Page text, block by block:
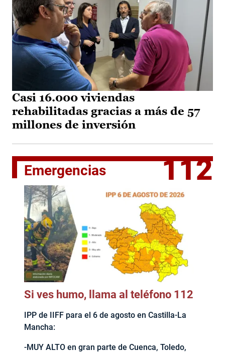
Casi 16.000 viviendas
rehabilitadas gracias a más de 57
millones de inversión
Emergencias 112
Si ves humo, llama al teléfono 112
IPP de IIFF para el 6 de agosto en Castilla-La
Mancha:
-MUY ALTO en gran parte de Cuenca, Toledo,